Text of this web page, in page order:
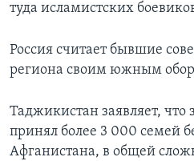
туда исламистских
Россия считает бывшие
региона своим южным
Таджикистан заявляет, что
принял более 3 000 семей
Афганистана, в общей